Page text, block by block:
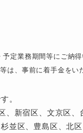
定業務期間等にご納
は、事前に着手金をい
。
、新宿区、文京区
並区、豊島区、北